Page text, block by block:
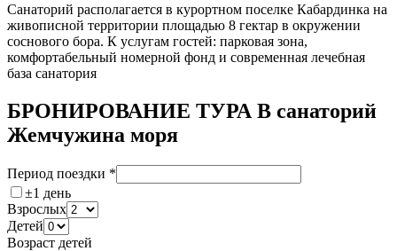
Санаторий располагается в курортном поселке Кабардинка на
живописной территории площадью 8 гектар в окружении
соснового бора. К услугам гостей: парковая зона,
комфортабельный номерной фонд и современная лечебная
база санатория
БРОНИРОВАНИЕ ТУРА В санаторий
Жемчужина моря
Период поездки *
±1 день
Взрослых
Детей
Возраст детей